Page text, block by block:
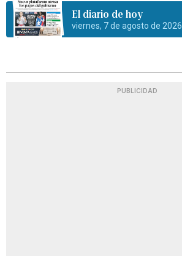
El diario de hoy
viernes, 7 de agosto de 2026
PUBLICIDAD